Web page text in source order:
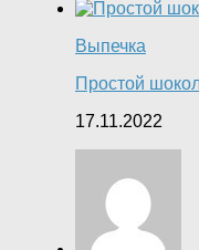
Выпечка
Простой
17.11.2022